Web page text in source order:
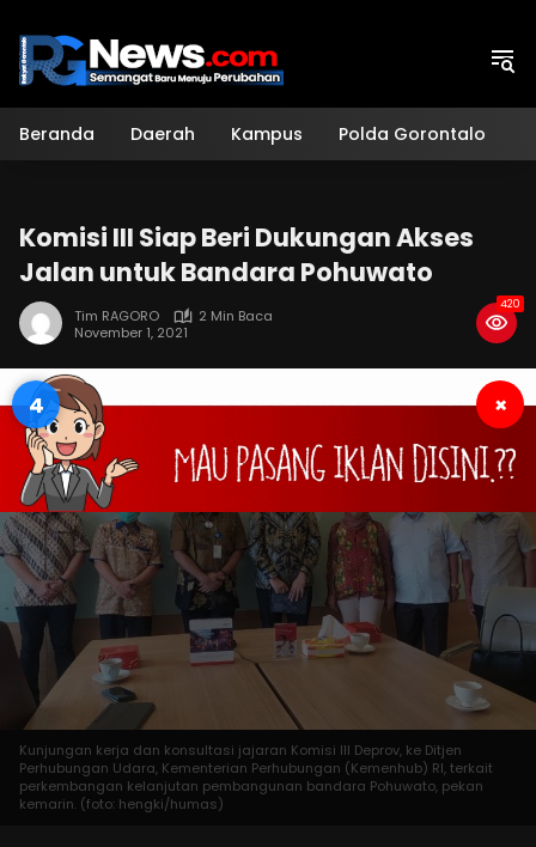
konten
Beranda Daerah Kampus Polda Gorontalo
Komisi III Siap Beri Dukungan Akses
Jalan untuk Bandara Pohuwato
Tim RAGORO
2 Min Baca
November 1, 2021
420
3 ×
Kunjungan kerja dan konsultasi jajaran Komisi III Deprov, ke Ditjen
Perhubungan Udara, Kementerian Perhubungan (Kemenhub) RI, terkait
perkembangan kelanjutan pembangunan bandara Pohuwato, pekan
kemarin. (foto: hengki/humas)